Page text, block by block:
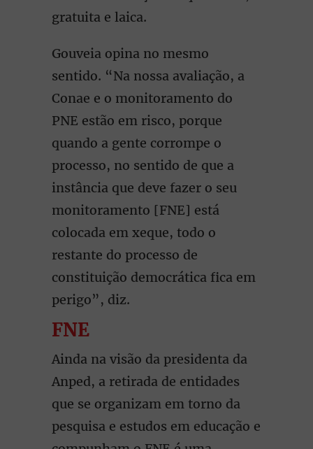
gratuita e laica.
Gouveia opina no mesmo
sentido. “Na nossa avaliação, a
Conae e o monitoramento do
PNE estão em risco, porque
quando a gente corrompe o
processo, no sentido de que a
instância que deve fazer o seu
monitoramento [FNE] está
colocada em xeque, todo o
restante do processo de
constituição democrática fica em
perigo”, diz.
FNE
Ainda na visão da presidenta da
Anped, a retirada de entidades
que se organizam em torno da
pesquisa e estudos em educação e